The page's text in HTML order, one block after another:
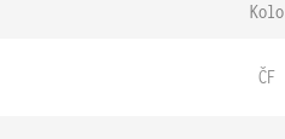
Kolo
ČF